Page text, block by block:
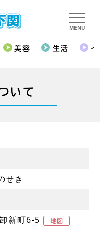
MENU
美容 生活
いて
せき
新町6-5